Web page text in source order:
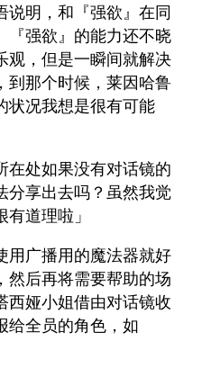
说明，和『强欲』在同
『强欲』的能力还不晓
观，但是一瞬间就解决
到那个时候，莱因哈鲁
状况我想是很有可能
在处如果没有对话镜的
分享出去吗？虽然我觉
道理啦」
用广播用的魔法器就好
然后再将需要帮助的场
西娅小姐借由对话镜收
给全员的角色，如